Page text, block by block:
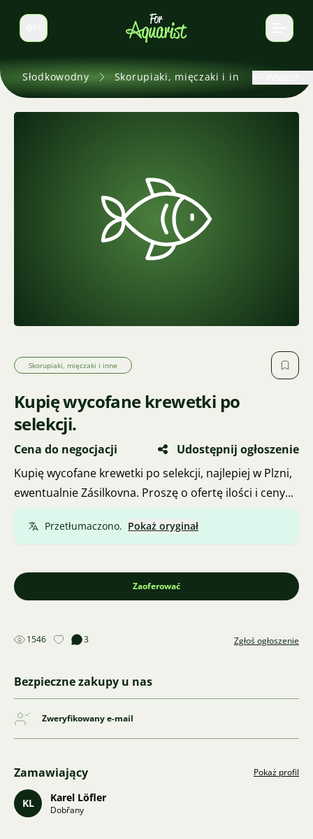
Zmień język
Słodkowodny Skorupiaki, mięczaki i inne
Skorupiaki, mięczaki i inne
Kupię wycofane krewetki po
selekcji.
Cena do negocjacji
Udostępnij ogłoszenie
Kupię wycofane krewetki po selekcji, najlepiej w Plzni,
ewentualnie Zásilkovna. Proszę o ofertę ilości i ceny...
Przetłumaczono. Pokaż oryginał
Zaoferować
1546 3 Zgłoś ogłoszenie
Bezpieczne zakupy u nas
Zweryfikowany e-mail
Zamawiający Pokaż profil
KL Karel Löfler
Dobřany